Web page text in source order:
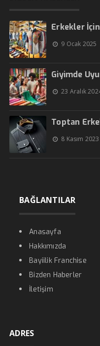
Erkekler
9 Ocak 2025
Giyimde
23 Aralık
Toptan
8 Kasım 2023
BAĞLANTILAR
Anasayfa
Hakkımızda
Bayiilik Franchise
Bizden Haberler
İletişim
ADRES